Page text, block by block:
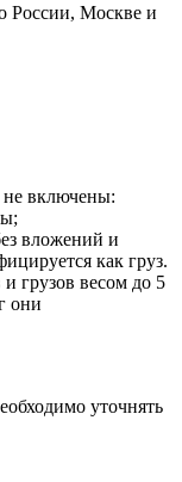
России, Москве и
включены:
вложений и
как груз.
грузов весом до 5
они
уточнять